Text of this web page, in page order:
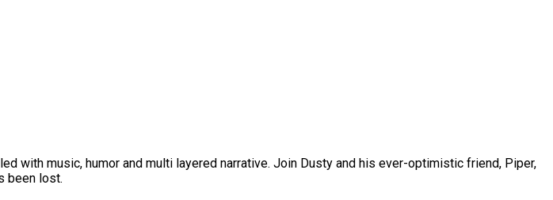
with music, humor and multi layered narrative. Join Dusty and his ever-optimistic friend, Piper,
been lost.